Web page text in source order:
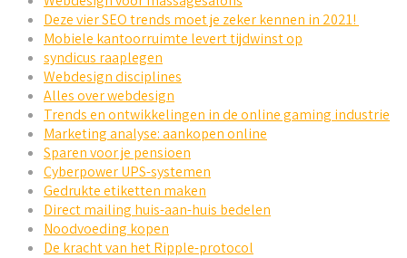
Deze vier SEO trends moet je zeker kennen in 2021!
Mobiele kantoorruimte levert tijdwinst op
syndicus raaplegen
Webdesign disciplines
Alles over webdesign
Trends en ontwikkelingen in de online gaming industrie
Marketing analyse: aankopen online
Sparen voor je pensioen
Cyberpower UPS-systemen
Gedrukte etiketten maken
Direct mailing huis-aan-huis bedelen
Noodvoeding kopen
De kracht van het Ripple-protocol